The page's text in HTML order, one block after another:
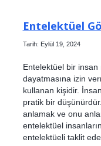
Entelektüel
Tarih: Eylül 19, 2024
Entelektüel bir insan
dayatmasına izin
kullanan kişidir.
pratik bir
anlamak ve onu
entelektüel
entelektüeli taklit